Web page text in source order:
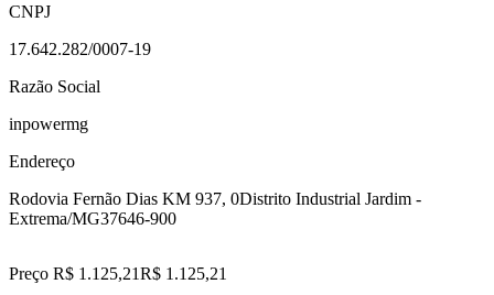
CNPJ
17.642.282/0007-19
Razão Social
inpowermg
Endereço
Rodovia Fernão Dias KM 937, 0Distrito Industrial Jardim -
Extrema/MG37646-900
Preço R$ 1.125,21R$ 1.125,21